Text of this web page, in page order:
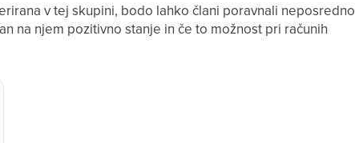
v tej skupini, bodo lahko člani poravnali neposredno
na njem pozitivno stanje in če to možnost pri računih